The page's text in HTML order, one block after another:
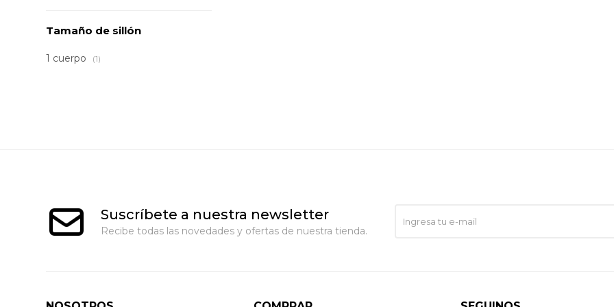
Tamaño de sillón
1 cuerpo (1)
Suscríbete a nuestra newsletter
Recibe todas las novedades y ofertas de nuestra tienda.